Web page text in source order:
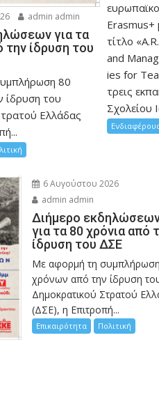
admin admin
για τα
την ίδρυση του
80
ίδρυση του
Ελλάδας
Erasmus+
τίτλο
and
ies for
τρεις
Σχολείου
6 Αυγούστου 2026
admin admin
Διήμερο
για τα 80 χρόνια από
ίδρυση του ΔΣΕ
Με αφορμή τη
χρόνων από την ίδρυση
Δημοκρατικού Στρατού
(ΔΣΕ), η Επιτροπή...
Επικαιρότητα Πολιτική